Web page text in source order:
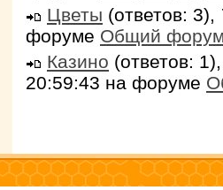
Цветы (ответов: 3),
форуме Общий
Казино (ответов:
20:59:43 на форуме